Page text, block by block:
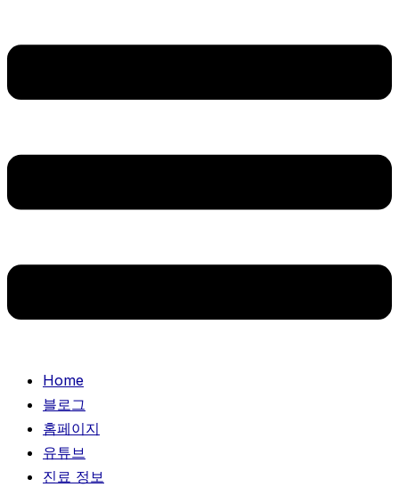
Home
블로그
홈페이지
유튜브
진료 정보